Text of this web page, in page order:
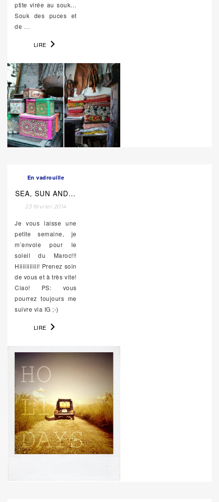
ptite virée au souk…
Souk des puces et
de …
LIRE
En vadrouille
SEA, SUN AND…
23 février 2014
Je vous laisse une
petite semaine, je
m’envole pour le
soleil du Maroc!!!
Hiiiiiiiiiii! Prenez soin
de vous et à très vite!
Ciao! PS: vous
pourrez toujours me
suivre via IG ;-)
LIRE